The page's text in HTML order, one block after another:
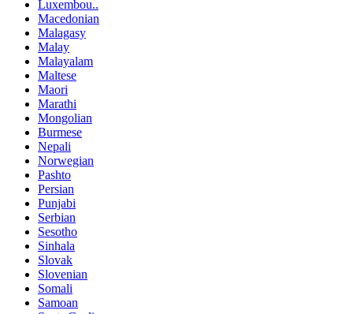
Luxembou..
Macedonian
Malagasy
Malay
Malayalam
Maltese
Maori
Marathi
Mongolian
Burmese
Nepali
Norwegian
Pashto
Persian
Punjabi
Serbian
Sesotho
Sinhala
Slovak
Slovenian
Somali
Samoan